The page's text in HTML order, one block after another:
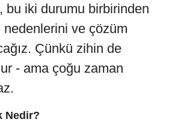
bu iki durumu birbirinden
nedenlerini ve çözüm
Çünkü zihin de
- ama çoğu zaman
Nedir?